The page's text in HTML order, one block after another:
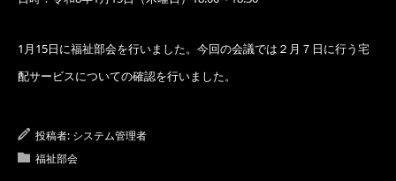
1月15日に福祉部会を行いました。今回の会議では２月７日に行う宅
配サービスについての確認を行いました。
投稿者: システム管理者
福祉部会